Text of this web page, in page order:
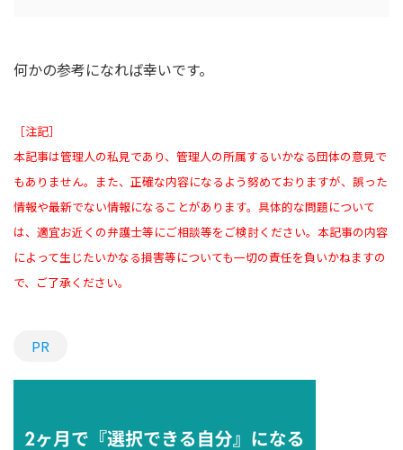
何かの参考になれば幸いです。
［注記］
本記事は管理人の私見であり、管理人の所属するいかなる団体の意見で
もありません。また、正確な内容になるよう努めておりますが、誤った
情報や最新でない情報になることがあります。具体的な問題について
は、適宜お近くの弁護士等にご相談等をご検討ください。本記事の内容
によって生じたいかなる損害等についても一切の責任を負いかねますの
で、ご了承ください。
PR